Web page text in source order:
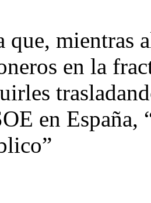
mientras
en la
en España,